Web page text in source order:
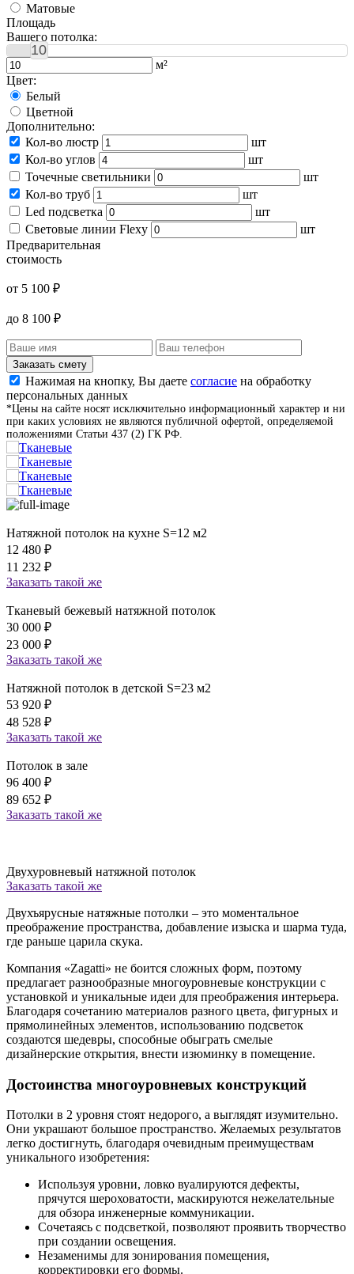
Матовые
Площадь
Вашего потолка:
10
м²
Цвет:
Белый
Цветной
Дополнительно:
Кол-во люстр
шт
Кол-во углов
шт
Точечные светильники
шт
Кол-во труб
шт
Led подсветка
шт
Световые линии Flexy
шт
Предварительная
стоимость
от 5 100 ₽
до 8 100 ₽
Заказать смету
Нажимая на кнопку, Вы даете согласие на обработку
персональных данных
*Цены на сайте носят исключительно информационный характер и ни
при каких условиях не являются публичной офертой, определяемой
положениями Статьи 437 (2) ГК РФ.
Натяжной потолок на кухне S=12 м2
12 480 ₽
11 232 ₽
Заказать такой же
Тканевый бежевый натяжной потолок
30 000 ₽
23 000 ₽
Заказать такой же
Натяжной потолок в детской S=23 м2
53 920 ₽
48 528 ₽
Заказать такой же
Потолок в зале
96 400 ₽
89 652 ₽
Заказать такой же
Двухуровневый натяжной потолок
Заказать такой же
Двухъярусные натяжные потолки – это моментальное
преображение пространства, добавление изыска и шарма туда,
где раньше царила скука.
Компания «Zagatti» не боится сложных форм, поэтому
предлагает разнообразные многоуровневые конструкции с
установкой и уникальные идеи для преображения интерьера.
Благодаря сочетанию материалов разного цвета, фигурных и
прямолинейных элементов, использованию подсветок
создаются шедевры, способные обыграть смелые
дизайнерские открытия, внести изюминку в помещение.
Достоинства многоуровневых конструкций
Потолки в 2 уровня стоят недорого, а выглядят изумительно.
Они украшают большое пространство. Желаемых результатов
легко достигнуть, благодаря очевидным преимуществам
уникального изобретения:
Используя уровни, ловко вуалируются дефекты,
прячутся шероховатости, маскируются нежелательные
для обзора инженерные коммуникации.
Сочетаясь с подсветкой, позволяют проявить творчество
при создании освещения.
Незаменимы для зонирования помещения,
корректировки его формы.